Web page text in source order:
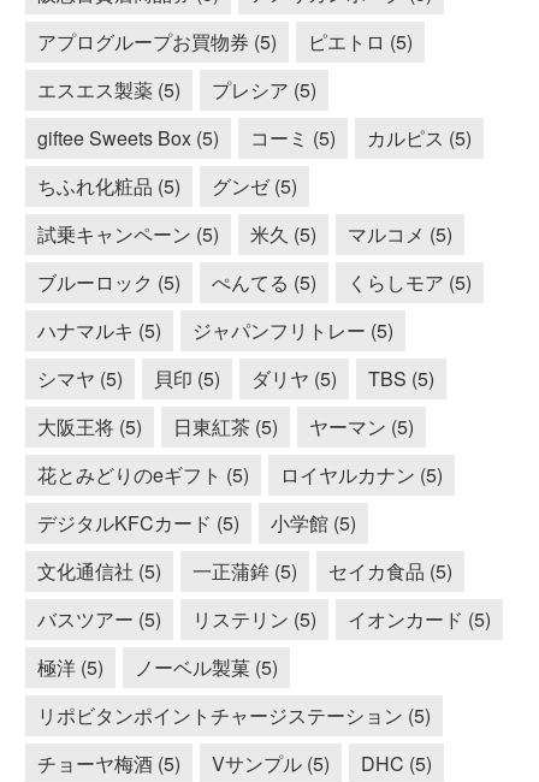
アプログループお買物券 (5)
ピエトロ (5)
エスエス製薬 (5)
プレシア (5)
giftee Sweets Box (5)
コーミ (5)
カルピス (5)
ちふれ化粧品 (5)
グンゼ (5)
試乗キャンペーン (5)
米久 (5)
マルコメ (5)
ブルーロック (5)
ぺんてる (5)
くらしモア (5)
ハナマルキ (5)
ジャパンフリトレー (5)
シマヤ (5)
貝印 (5) ダリヤ (5)
TBS (5)
大阪王将 (5)
日東紅茶 (5)
ヤーマン (5)
花とみどりのeギフト (5)
ロイヤルカナン (5)
デジタルKFCカード (5)
小学館 (5)
文化通信社 (5)
一正蒲鉾 (5)
セイカ食品 (5)
バスツアー (5)
リステリン (5)
イオンカード (5)
極洋 (5)
ノーベル製菓 (5)
リポビタンポイントチャージステーション (5)
チョーヤ梅酒 (5)
Vサンプル (5)
DHC (5)